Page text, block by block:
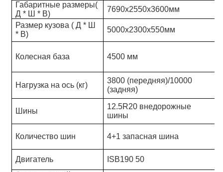
Габаритные размеры(
Д * Ш * В)
7690x2550x3600мм
Размер кузова ( Д * Ш
* В)
5000x2300x550мм
Колесная база 4500 мм
Нагрузка на ось (кг)
3800 (передняя)/10000
(задняя)
Шины
12.5R20 внедорожные
шины
Количество шин 4+1 запасная шина
Двигатель
ISB190 50